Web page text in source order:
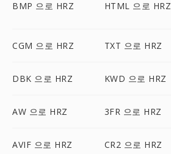
BMP 으로 HRZ HTML 으로 HRZ
CGM 으로 HRZ TXT 으로 HRZ
DBK 으로 HRZ KWD 으로 HRZ
AW 으로 HRZ 3FR 으로 HRZ
AVIF 으로 HRZ CR2 으로 HRZ